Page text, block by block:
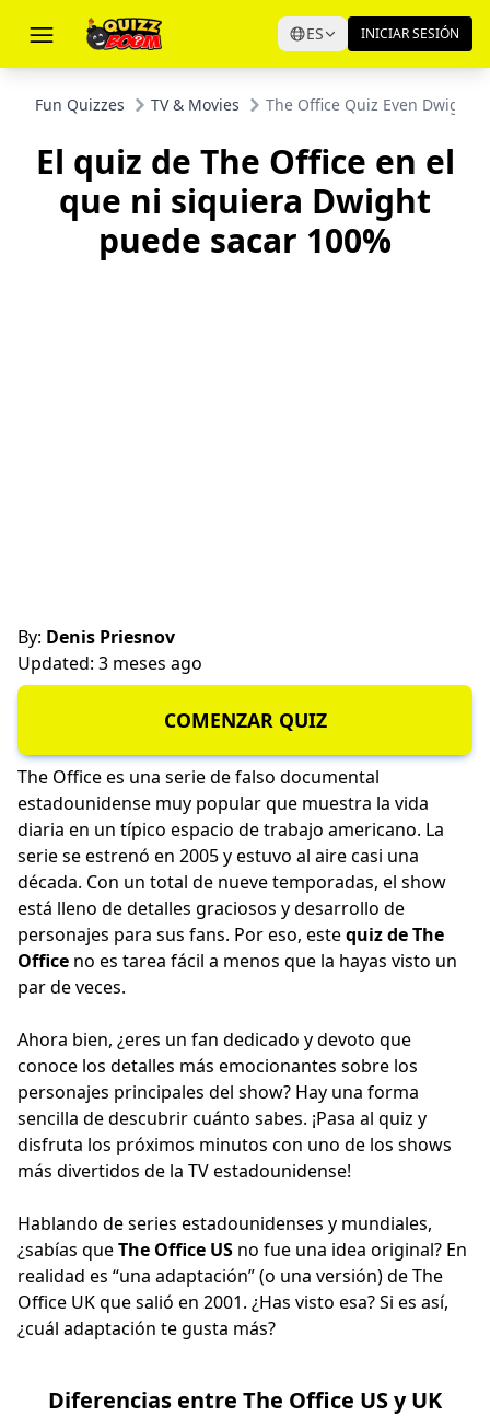
ES INICIAR SESIÓN
Fun Quizzes TV & Movies The Office Quiz Even Dwight
El quiz de The Office en el
que ni siquiera Dwight
puede sacar 100%
By: Denis Priesnov
Updated: 3 meses ago
COMENZAR QUIZ
The Office es una serie de falso documental
estadounidense muy popular que muestra la vida
diaria en un típico espacio de trabajo americano. La
serie se estrenó en 2005 y estuvo al aire casi una
década. Con un total de nueve temporadas, el show
está lleno de detalles graciosos y desarrollo de
personajes para sus fans. Por eso, estequiz de The
Office no es tarea fácil a menos que la hayas visto un
par de veces.
Ahora bien, ¿eres un fan dedicado y devoto que
conoce los detalles más emocionantes sobre los
personajes principales del show? Hay una forma
sencilla de descubrir cuánto sabes. ¡Pasa al quiz y
disfruta los próximos minutos con uno de los shows
más divertidos de la TV estadounidense!
Hablando de series estadounidenses y mundiales,
¿sabías queThe Office US no fue una idea original? En
realidad es “una adaptación” (o una versión) de The
Office UK que salió en 2001. ¿Has visto esa? Si es así,
¿cuál adaptación te gusta más?
Diferencias entre The Office US y UK